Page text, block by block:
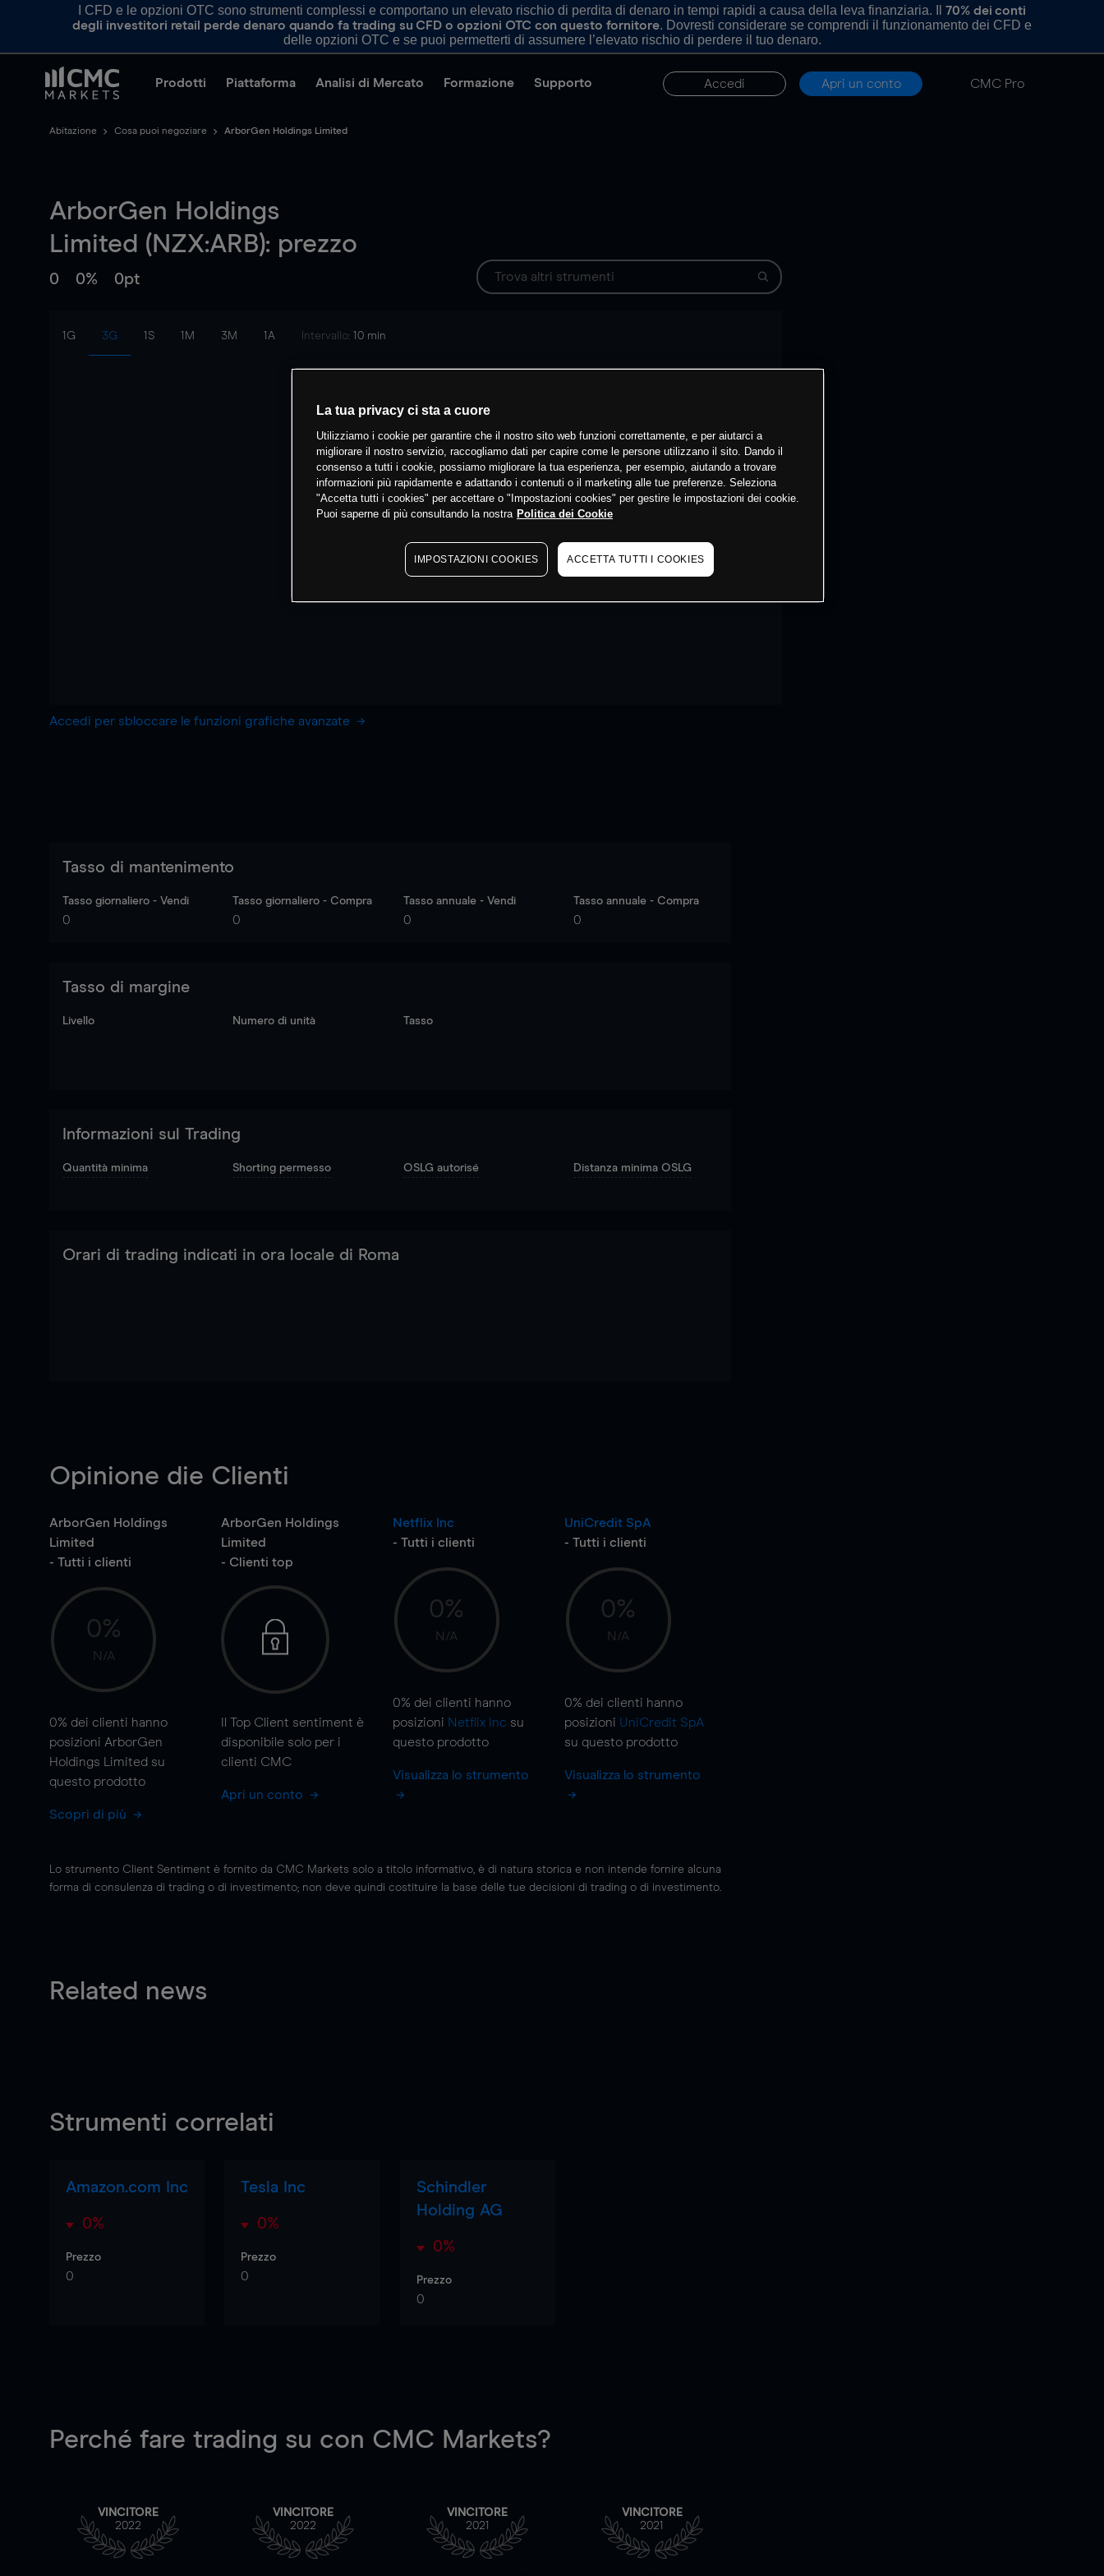
I CFD e le opzioni OTC sono strumenti complessi e comportano un elevato rischio di perdita di denaro in tempi rapidi a causa della leva finanziaria. Il 70% dei conti
degli investitori retail perde denaro quando fa trading su CFD o opzioni OTC con questo fornitore. Dovresti considerare se comprendi il funzionamento dei CFD e
delle opzioni OTC e se puoi permetterti di assumere l’elevato rischio di perdere il tuo denaro.
Prodotti Piattaforma Analisi di Mercato Formazione Supporto Accedi Apri un conto CMC Pro
Abitazione Cosa puoi negoziare ArborGen Holdings Limited
ArborGen Holdings
Limited (NZX:ARB): prezzo
0 0% 0pt
1G 3G 1S 1M 3M 1A Intervallo: 10 min
Accedi per sbloccare le funzioni grafiche avanzate
Tasso di mantenimento
Tasso giornaliero - Vendi
0
Tasso giornaliero - Compra
0
Tasso annuale - Vendi
0
Tasso annuale - Compra
0
Tasso di margine
Livello Numero di unità Tasso
Informazioni sul Trading
Quantità minima Shorting permesso OSLG autorisé Distanza minima OSLG
Orari di trading indicati in ora locale di Roma
Opinione die Clienti
ArborGen Holdings
Limited
- Tutti i clienti
0%
N/A
0% dei clienti hanno
posizioni ArborGen
Holdings Limited su
questo prodotto
Scopri di più
ArborGen Holdings
Limited
- Clienti top
Il Top Client sentiment è
disponibile solo per i
clienti CMC
Apri un conto
Netflix Inc
- Tutti i clienti
0%
N/A
0% dei clienti hanno
posizioni Netflix Inc su
questo prodotto
Visualizza lo strumento
UniCredit SpA
- Tutti i clienti
0%
N/A
0% dei clienti hanno
posizioni UniCredit SpA
su questo prodotto
Visualizza lo strumento
Lo strumento Client Sentiment è fornito da CMC Markets solo a titolo informativo, è di natura storica e non intende fornire alcuna
forma di consulenza di trading o di investimento; non deve quindi costituire la base delle tue decisioni di trading o di investimento.
Related news
Strumenti correlati
Amazon.com Inc
0%
Prezzo
0
Tesla Inc
0%
Prezzo
0
Schindler
Holding AG
0%
Prezzo
0
Perché fare trading su con CMC Markets?
VINCITORE
2022
VINCITORE
2022
VINCITORE
2021
VINCITORE
2021
La tua privacy ci sta a cuore
Utilizziamo i cookie per garantire che il nostro sito web funzioni correttamente, e per aiutarci a
migliorare il nostro servizio, raccogliamo dati per capire come le persone utilizzano il sito. Dando il
consenso a tutti i cookie, possiamo migliorare la tua esperienza, per esempio, aiutando a trovare
informazioni più rapidamente e adattando i contenuti o il marketing alle tue preferenze. Seleziona
"Accetta tutti i cookies" per accettare o "Impostazioni cookies" per gestire le impostazioni dei cookie.
Puoi saperne di più consultando la nostra Politica dei Cookie
IMPOSTAZIONI COOKIES ACCETTA TUTTI I COOKIES